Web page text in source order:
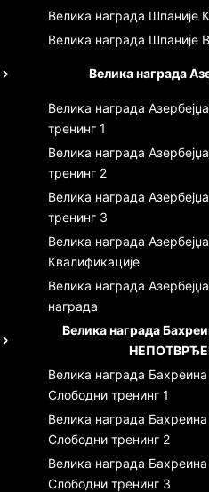
Велика награда Шпаније
Велика награда Шпаније
Велика награда
Велика награда
тренинг 1
Велика награда
тренинг 2
Велика награда
тренинг 3
Велика награда
Квалификације
Велика награда
награда
Велика награда
Велика награда Бахреина
Слободни тренинг 1
Велика награда Бахреина
Слободни тренинг 2
Велика награда Бахреина
Слободни тренинг 3